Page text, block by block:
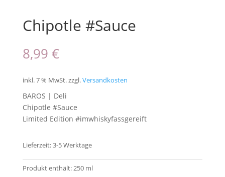
Chipotle #Sauce
8,99 €
inkl. 7 % MwSt.zzgl.Versandkosten
BAROS | Deli
Chipotle #Sauce
Limited Edition #imwhiskyfassgereift
Lieferzeit:3-5 Werktage
Produkt enthält: 250 ml